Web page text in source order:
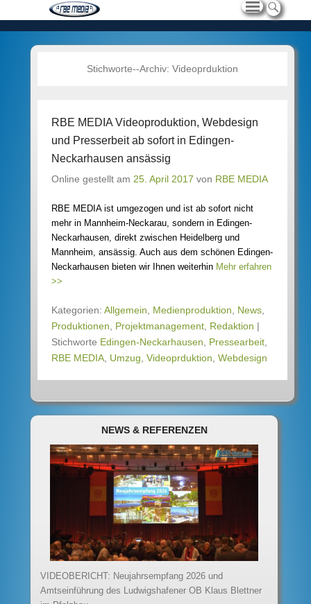
Stichworte--Archiv: Videoprduktion
RBE MEDIA Videoproduktion, Webdesign
und Presserbeit ab sofort in Edingen-
Neckarhausen ansässig
Online gestellt am 25. April 2017 von RBE MEDIA
RBE MEDIA ist umgezogen und ist ab sofort nicht
mehr in Mannheim-Neckarau, sondern in Edingen-
Neckarhausen, direkt zwischen Heidelberg und
Mannheim, ansässig. Auch aus dem schönen Edingen-
Neckarhausen bieten wir Ihnen weiterhin Mehr erfahren
>>
Kategorien: Allgemein Medienproduktion News
Produktionen
Projektmanagement Redaktion |
Stichworte Edingen-Neckarhausen Pressearbeit
RBE MEDIA Umzug Videoprduktion Webdesign
NEWS & REFERENZEN
VIDEOBERICHT: Neujahrsempfang 2026 und
Amtseinführung des Ludwigshafener OB Klaus Blettner